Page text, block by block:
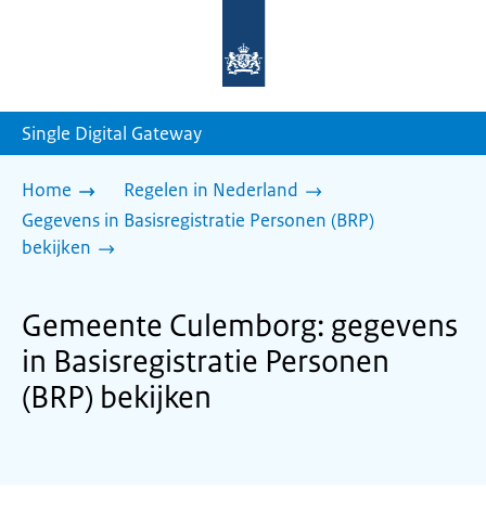
homepage
Single Digital Gateway
Home
Regelen in Nederland
Gegevens in Basisregistratie Personen (BRP)
bekijken
Gemeente Culemborg: gegevens
in Basisregistratie Personen
(BRP) bekijken